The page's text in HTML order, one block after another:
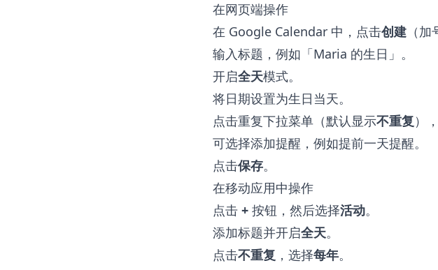
在网页端操作
在 Google Calendar 中，点击创建 （
输入标题，例如「Maria 的生日」。
开启全天模式。
将日期设置为生日当天。
点击重复下拉菜单（默认显示不重复）
可选择添加提醒，例如提前一天提醒。
点击保存。
在移动应用中操作
点击 + 按钮，然后选择活动。
添加标题并开启全天。
点击不重复 ，选择每年。